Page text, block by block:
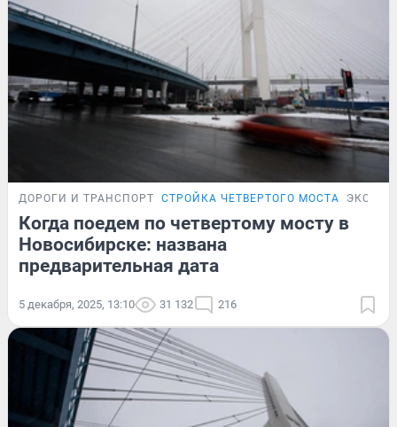
ДОРОГИ И ТРАНСПОРТ СТРОЙКА ЧЕТВЕРТОГО МОСТА
Когда поедем по четвертому мосту в
Новосибирске: названа
предварительная дата
5 декабря, 2025, 13:10 31 132 216